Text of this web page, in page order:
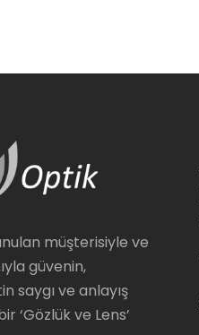
müşterisiyle ve
güvenin,
saygı ve anlayış
‘Gözlük ve Lens’